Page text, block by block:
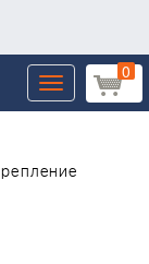
0
Toggle
navigation